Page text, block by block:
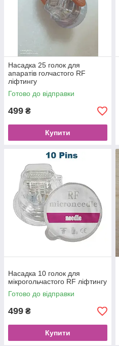
Насадка 25 голок для
апаратів голчастого RF
ліфтингу
Готово до відправки
499 ₴
Купити
Насадка 10 голок для
мікрогольчастого RF ліфтингу
Готово до відправки
499 ₴
Купити